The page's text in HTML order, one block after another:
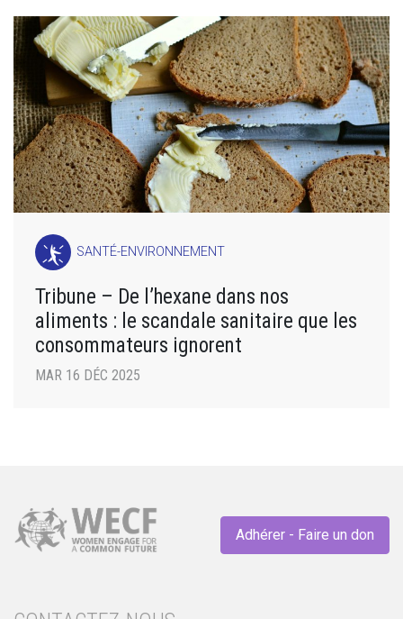
SANTÉ-ENVIRONNEMENT
Tribune – De l’hexane dans nos
aliments : le scandale sanitaire que les
consommateurs ignorent
MAR 16 DÉC 2025
Adhérer - Faire un don